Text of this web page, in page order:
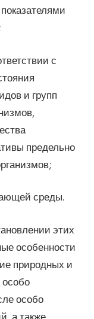
с
и групп
предельно
среды.
этих
особенности
природных и
особо
особо
а также